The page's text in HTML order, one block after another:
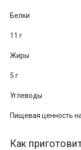
Белки
11 г
Жиры
5 г
Углеводы
Пищевая ценность
Как